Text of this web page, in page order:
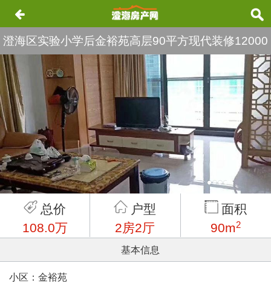
澄海区实验小学后金裕苑高层90平方现代装修12000
元/平方实验小学名额随时可读
总价
108.0万
户型
2房2厅
面积
90m2
基本信息
小区：金裕苑